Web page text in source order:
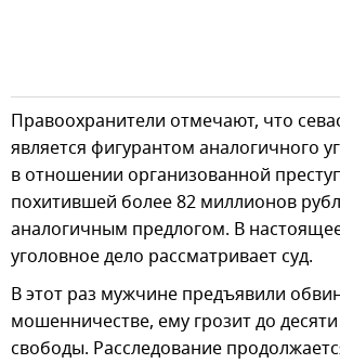
Правоохранители отмечают, что
является фигурантом аналогичного
в отношении организованной
похитившей более 82 миллионов
аналогичным предлогом. В
уголовное дело рассматривает суд.
В этот раз мужчине предъявили
мошенничестве, ему грозит до
свободы. Расследование